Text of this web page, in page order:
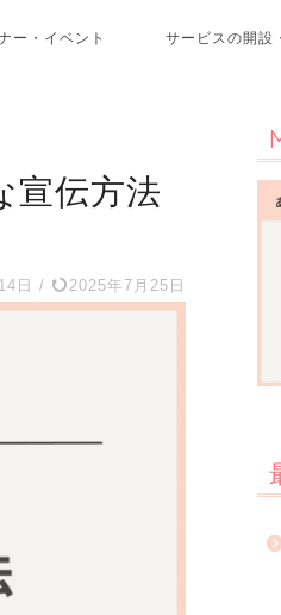
ー・イベント サービスの開設
宣伝方法
日 / 2025年7月25日